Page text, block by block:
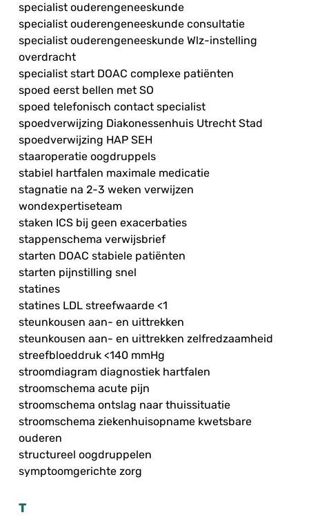
specialist ouderengeneeskunde
specialist ouderengeneeskunde consultatie
specialist ouderengeneeskunde Wlz-instelling
overdracht
specialist start DOAC complexe patiënten
spoed eerst bellen met SO
spoed telefonisch contact specialist
spoedverwijzing Diakonessenhuis Utrecht Stad
spoedverwijzing HAP SEH
staaroperatie oogdruppels
stabiel hartfalen maximale medicatie
stagnatie na 2-3 weken verwijzen
wondexpertiseteam
staken ICS bij geen exacerbaties
stappenschema verwijsbrief
starten DOAC stabiele patiënten
starten pijnstilling snel
statines
statines LDL streefwaarde <1
steunkousen aan- en uittrekken
steunkousen aan- en uittrekken zelfredzaamheid
streefbloeddruk <140 mmHg
stroomdiagram diagnostiek hartfalen
stroomschema acute pijn
stroomschema ontslag naar thuissituatie
stroomschema ziekenhuisopname kwetsbare
ouderen
structureel oogdruppelen
symptoomgerichte zorg
T